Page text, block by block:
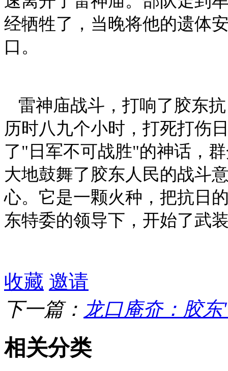
经牺牲了，当晚将他的遗体
口。
雷神庙战斗，打响了胶东
历时八九个小时，打死打伤
了"日军不可战胜"的神话，
大地鼓舞了胶东人民的战斗
心。它是一颗火种，把抗日
东特委的领导下，开始了武
收藏 邀请
下一篇： 龙口庵夼：胶
相关分类